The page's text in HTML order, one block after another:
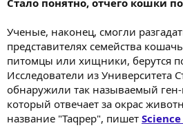
Ученые, наконец, смогли
представителях семейства
питомцы или хищники, берутся
Исследователи из Университета
обнаружили так называемый
который отвечает за окрас
название "Taqpep", пишет